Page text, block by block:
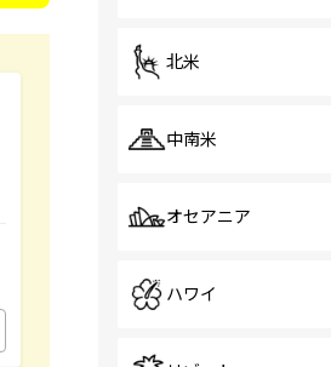
北米
中南米
オセアニア
ハワイ